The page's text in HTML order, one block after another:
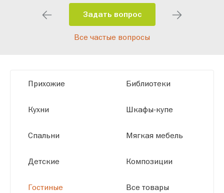
помещения и личные пожелания.
Благодаря современному
высокотехнологичному оборудованию
размерам.
Задать вопрос
Все частые вопросы
Прихожие
Кухни
Спальни
Детские
Гостиные
Библиотеки
Шкафы-купе
Мягкая мебель
Композиции
Все товары